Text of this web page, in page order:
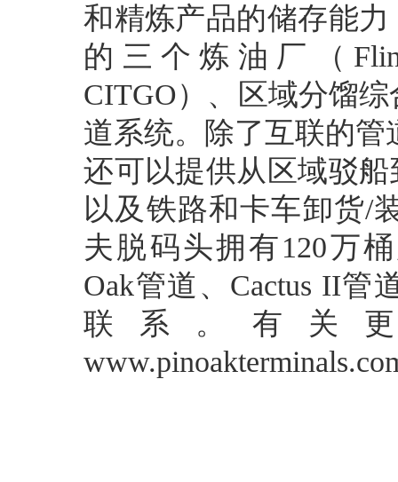
和精炼产品的储存能
的三个炼油厂（Flint
CITGO）、区域分馏综
道系统。除了互联的管
还可以提供从区域驳
以及铁路和卡车卸货/
夫脱码头拥有120万
Oak管道、Cactus II管
联系。有关